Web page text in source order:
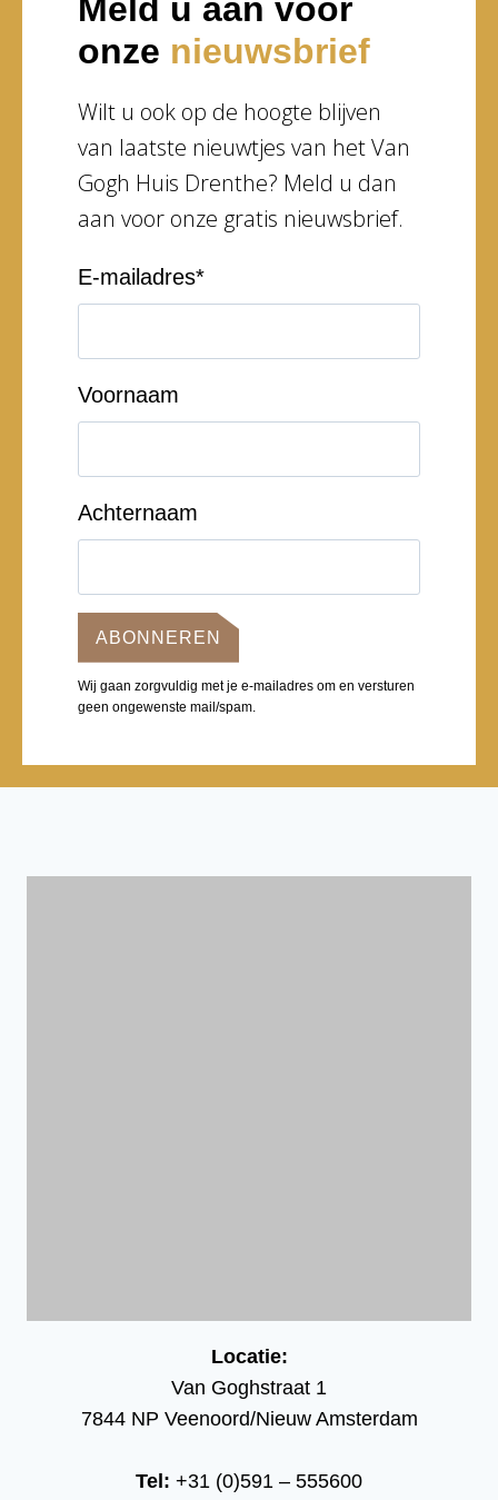
Meld u aan voor
onze nieuwsbrief
Wilt u ook op de hoogte blijven
van laatste nieuwtjes van het Van
Gogh Huis Drenthe? Meld u dan
aan voor onze gratis nieuwsbrief.
E-mailadres*
Voornaam
Achternaam
ABONNEREN
Wij gaan zorgvuldig met je e-mailadres om en versturen
geen ongewenste mail/spam.
Locatie:
Van Goghstraat 1
7844 NP Veenoord/Nieuw Amsterdam
Tel: +31 (0)591 – 555600